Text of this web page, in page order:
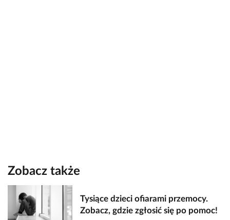
Zobacz także
Tysiące dzieci ofiarami przemocy.
Zobacz, gdzie zgłosić się po pomoc!